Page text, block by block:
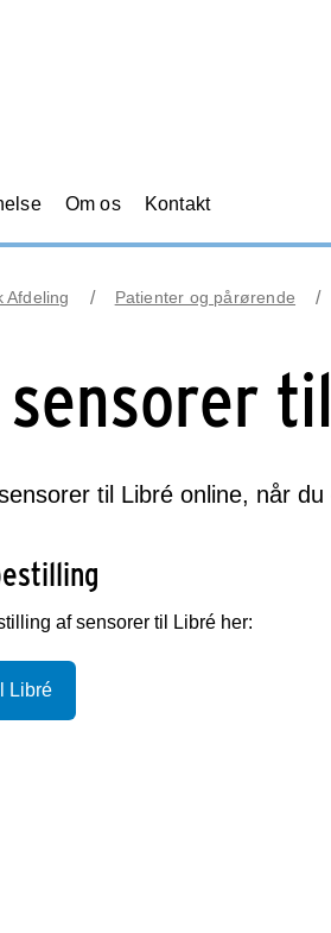
Om os Kontakt
Afdeling Patienter og pårørende
til Libré online, når
af sensorer til Libré her:
Libré